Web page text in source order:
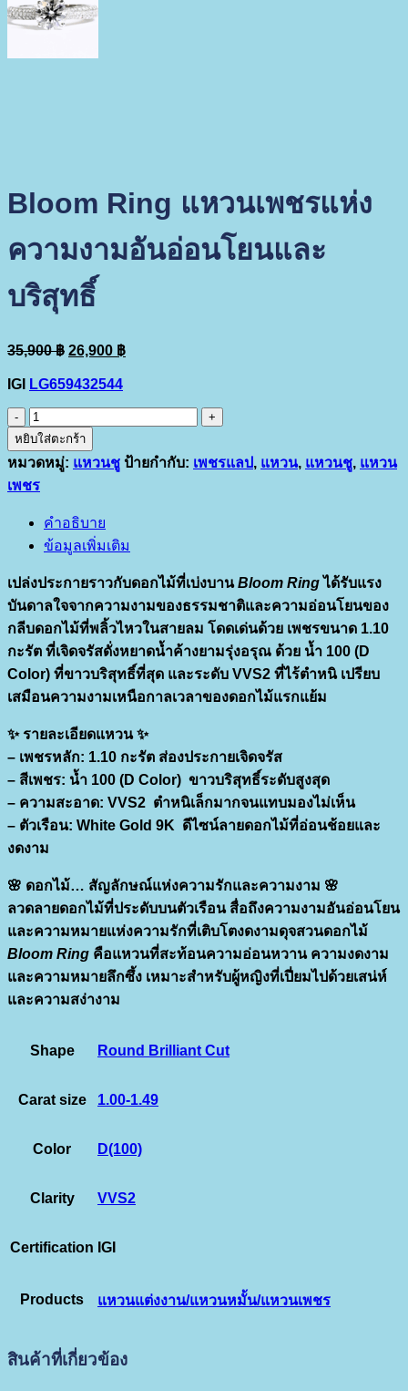
Bloom Ring แหวนเพชรแห่ง
ความงามอันอ่อนโยนและ
บริสุทธิ์
35,900฿ Original
price
was:
26,900 ฿Current
price
IGI LG659432544
จำนวน
Bloom
Ring
แหวน
เพชร
แห่ง
ความ
อัน
อ่อน
โยน
และ
บริสุทธิ์
ชิ้น
หยิบใส่ตะกร้า
หมวดหมู่: แหวนชู ป้ายกำกับ: เพชรแลป, แหวน, แหวนชู, แหวน
เพชร
คำอธิบาย
ข้อมูลเพิ่มเติม
เปล่งประกายราวกับดอกไม้ที่เบ่งบานBloom Ringได้รับแรง
บันดาลใจจากความงามของธรรมชาติและความอ่อนโยนของ
กลีบดอกไม้ที่พลิ้วไหวในสายลม โดดเด่นด้วย เพชรขนาด 1.10
กะรัต ที่เจิดจรัสดั่งหยาดน้ำค้างยามรุ่งอรุณ ด้วย น้ำ 100 (D
Color) ที่ขาวบริสุทธิ์ที่สุด และระดับ VVS2 ที่ไร้ตำหนิ เปรียบ
เสมือนความงามเหนือกาลเวลาของดอกไม้แรกแย้ม
✨ รายละเอียดแหวน✨
– เพชรหลัก: 1.10 กะรัต ส่องประกายเจิดจรัส
– สีเพชร: น้ำ 100 (D Color) ขาวบริสุทธิ์ระดับสูงสุด
– ความสะอาด: VVS2 ตำหนิเล็กมากจนแทบมองไม่เห็น
– ตัวเรือน: White Gold 9K ดีไซน์ลายดอกไม้ที่อ่อนช้อยและ
งดงาม
🌸 ดอกไม้… สัญลักษณ์แห่งความรักและความงาม 🌸
ลวดลายดอกไม้ที่ประดับบนตัวเรือน สื่อถึงความงามอันอ่อนโยน
และความหมายแห่งความรักที่เติบโตงดงามดุจสวนดอกไม้
Bloom Ring คือแหวนที่สะท้อนความอ่อนหวาน ความงดงาม
และความหมายลึกซึ้ง เหมาะสำหรับผู้หญิงที่เปี่ยมไปด้วยเสน่ห์
และความสง่างาม
Shape Round Brilliant Cut
Carat size 1.00-1.49
Color D(100)
Clarity VVS2
Certification IGI
Products แหวนแต่งงาน/แหวนหมั้น/แหวนเพชร
สินค้าที่เกี่ยวข้อง